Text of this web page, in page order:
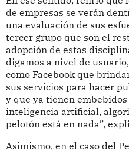
de empresas se verán
una evaluación de sus
tercer grupo que son el
adopción de estas
digamos a nivel de
como Facebook que
sus servicios para hacer
y que ya tienen
inteligencia artificial,
pelotón está en nada”,
Asimismo, en el caso del